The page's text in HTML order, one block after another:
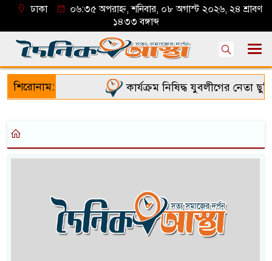
ঢাকা
০৬:৩৫ অপরাহ্ন, শনিবার, ০৮ অগাস্ট ২০২৬, ২৪ শ্রাবণ
১৪৩৩ বঙ্গাব্দ
শিরোনাম: কার্যক্রম নিষিদ্ধ যুবলীগের নেতা